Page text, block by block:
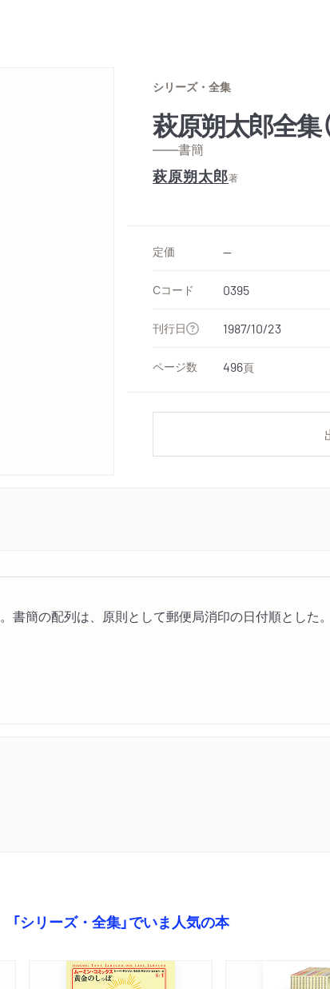
シリーズ・全集
萩原朔太郎全集
——書簡
萩原朔太郎著
定価 --
Cコード 0395
刊行日 1987/10/23
ページ数 496頁
簡の配列は、原則として郵便局消印の日付順とした
「シリーズ・全集」でいま人気の本